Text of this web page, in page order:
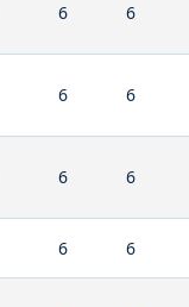
6 6
6 6
6 6
6 6